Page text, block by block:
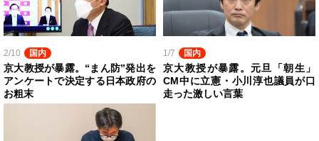
2/10 国内
京大教授が暴露。“まん防”発出を
アンケートで決定する日本政府の
お粗末
1/7 国内
京大教授が暴露。元旦「朝生」
CM中に立憲・小川淳也議員が口
走った激しい言葉